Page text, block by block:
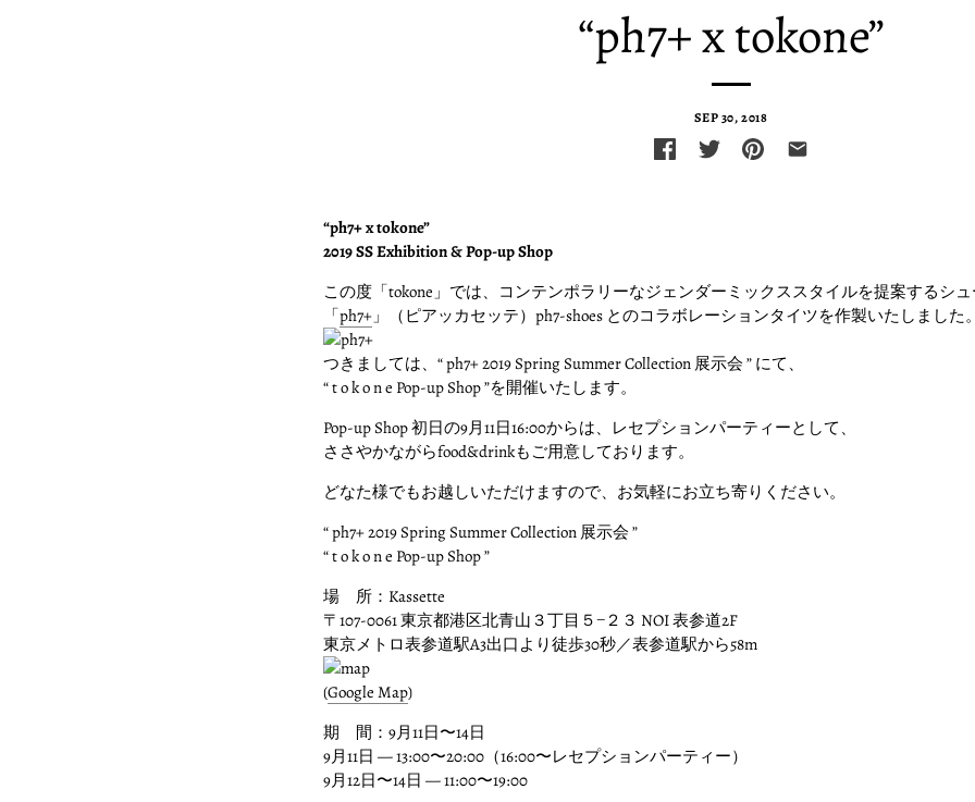
“ph7+ x tokone”
SEP 30, 2018
“ph7+ x tokone”
2019 SS Exhibition & Pop-up Shop
この度「tokone」では、コンテンポラリーなジェンダーミックススタイルを提案するシ
「ph7+ 」（ピアッカセッテ）ph7-shoes とのコラボレーションタイツを作製いたしました。
つきましては、“ ph7+ 2019 Spring Summer Collection 展示会 ” にて、
“ t o k o n e Pop-up Shop ”を開催いたします。
Pop-up Shop 初日の9月11日16:00からは、レセプションパーティーとして、
ささやかながらfood&drinkもご用意しております。
どなた様でもお越しいただけますので、お気軽にお立ち寄りください。
“ ph7+ 2019 Spring Summer Collection 展示会 ”
“ t o k o n e Pop-up Shop ”
場 所：Kassette
〒107-0061 東京都港区北青山３丁目５−２３ NOI 表参道2F
東京メトロ表参道駅A3出口より徒歩30秒／表参道駅から58m
(Google Map)
期 間：9月11日〜14日
9月11日 — 13:00〜20:00（16:00〜レセプションパーティー）
9月12日〜14日 — 11:00〜19:00